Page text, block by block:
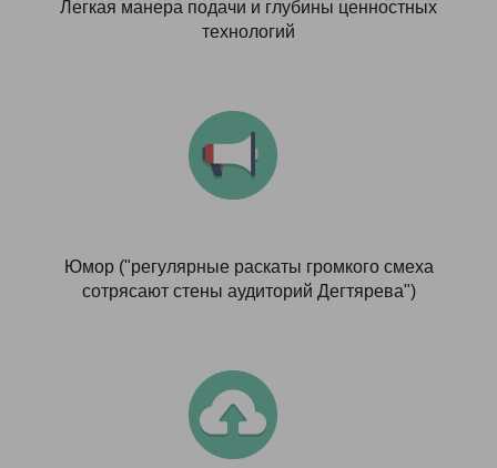
Легкая манера подачи и глубины ценностных
технологий
Юмор ("регулярные раскаты громкого смеха
сотрясают стены аудиторий Дегтярева")